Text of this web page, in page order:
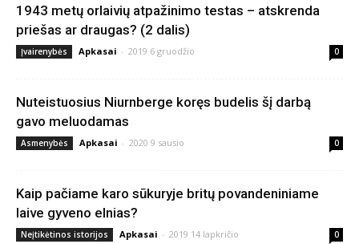
1943 metų orlaivių atpažinimo testas – atskrenda
priešas ar draugas? (2 dalis)
Įvairenybės Apkasai - 2019 6 gruodžio 0
Nuteistuosius Niurnberge koręs budelis šį darbą
gavo meluodamas
Asmenybės Apkasai - 2020 9 sausio 0
Kaip pačiame karo sūkuryje britų povandeniniame
laive gyveno elnias?
Neįtikėtinos istorijos Apkasai - 2019 14 lapkričio 0